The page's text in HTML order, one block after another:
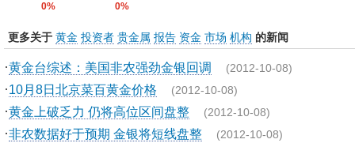
0% 0%
更多关于 黄金 投资者 贵金属 报告 资金 市场 机构 的新闻
·黄金台综述：美国非农强劲金银回调 (2012-10-08)
·10月8日北京菜百黄金价格 (2012-10-08)
·黄金上破乏力 仍将高位区间盘整 (2012-10-08)
·非农数据好于预期 金银将短线盘整 (2012-10-08)